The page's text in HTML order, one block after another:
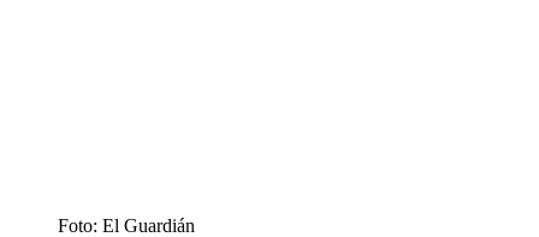
Foto: El Guardián